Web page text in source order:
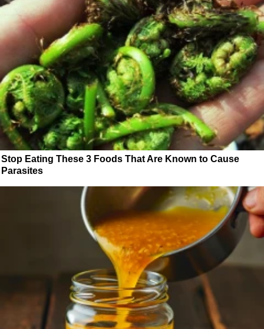
Stop Eating These 3 Foods That Are Known to Cause
Parasites